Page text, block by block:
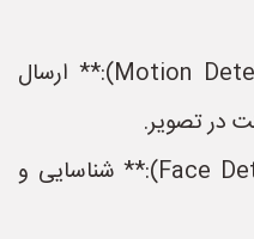
* **تشخیص حرکت (Motion Detection):** ارسال
در تصویر.
* **تشخیص چهره (Face Detection):** شناسایی و